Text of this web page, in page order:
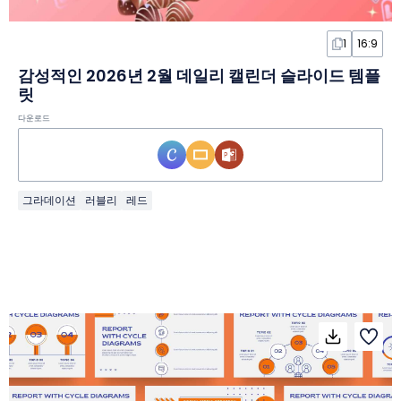
1 16:9
감성적인 2026년 2월 데일리 캘린더 슬라이드 템플
릿
다운로드
그라데이션 러블리 레드